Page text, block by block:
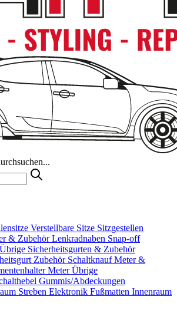
Verstellbare Sitze Sitzgestellen
& ZubehörLenkradnaben Snap-off
Sicherheitsgurten & Zubehör
Zubehör SchaltknaufMeter &
Meter Übrige
Gummis/Abdeckungen
Streben Elektronik Fußmatten Innenraum